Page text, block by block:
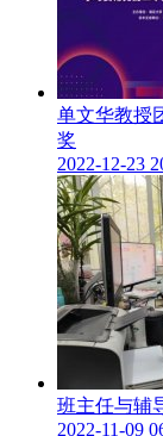
单文华教授
奖
2022-12-23
班主任与辅
2022-11-09